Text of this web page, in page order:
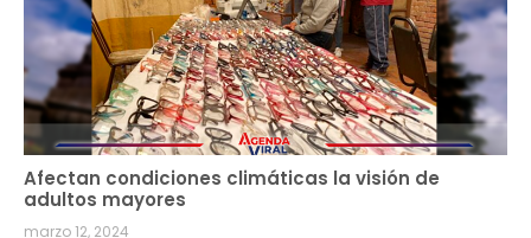
Afectan condiciones climáticas la visión de
adultos mayores
marzo 12, 2024